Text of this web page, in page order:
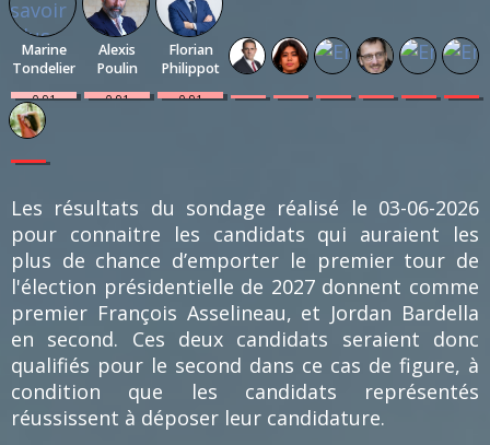
Marine
Tondelier
0.91
%
(2)
Alexis
Poulin
0.91
Florian
Philippot
0.91
0.46
0.46
0.46
0.46
0.46
0.46
0.46
Les résultats du sondage réalisé le 03-06-2026
pour connaitre les candidats qui auraient les
plus de chance d’emporter le premier tour de
l'élection présidentielle de 2027 donnent comme
premier François Asselineau, et Jordan Bardella
en second. Ces deux candidats seraient donc
qualifiés pour le second dans ce cas de figure, à
condition que les candidats représentés
réussissent à déposer leur candidature.